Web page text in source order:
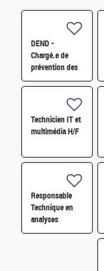
DEND -
Chargé.e de
prévention des
risques
et conseiller.e
en
radioprotection
Technicien IT et
multimédia H/F
Responsable
Technique en
analyses
radiologiques